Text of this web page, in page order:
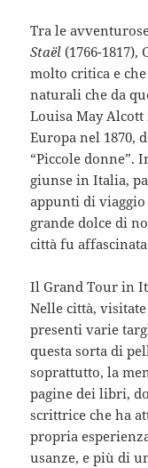
Tra le
Staël (1766-
molto critica e
naturali che da
Louisa May
Europa nel 1870,
“Piccole donne”.
giunse in Italia,
appunti di
grande dolce di
città fu
Il Grand Tour in
Nelle città,
presenti varie
questa sorta di
soprattutto, la
pagine dei libri,
scrittrice che ha
propria
usanze, e più di